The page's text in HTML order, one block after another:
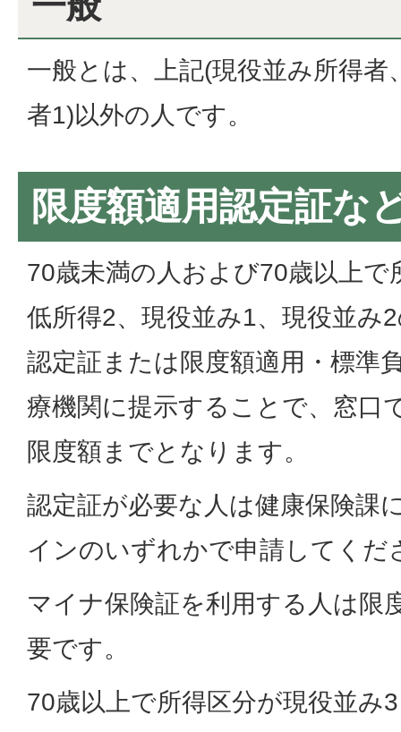
一般とは、上記(現役並み所得者
者1)以外の人です。
限度額適用認定証な
70歳未満の人および70歳以上で
低所得2、現役並み1、現役並み
認定証または限度額適用・標準
療機関に提示することで、窓口
限度額までとなります。
認定証が必要な人は健康保険課
インのいずれかで申請してくだ
マイナ保険証を利用する人は限
要です。
70歳以上で所得区分が現役並み